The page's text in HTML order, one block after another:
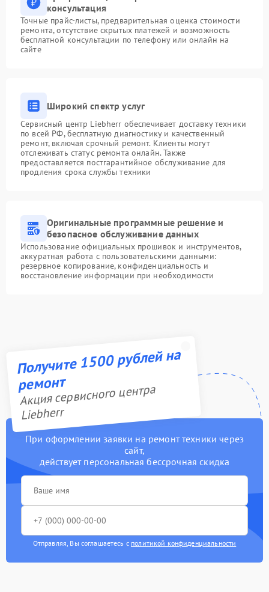
консультация
Точные прайс-листы, предварительная оценка стоимости
ремонта, отсутствие скрытых платежей и возможность
бесплатной консультации по телефону или онлайн на
сайте
Широкий спектр услуг
Сервисный центр Liebherr обеспечивает доставку техники
по всей РФ, бесплатную диагностику и качественный
ремонт, включая срочный ремонт. Клиенты могут
отслеживать статус ремонта онлайн. Также
предоставляется постгарантийное обслуживание для
продления срока службы техники
Оригинальные программные решение и
безопасное обслуживание данных
Использование официальных прошивок и инструментов,
аккуратная работа с пользовательскими данными:
резервное копирование, конфиденциальность и
восстановление информации при необходимости
Получите 1500 рублей на
ремонт
Акция сервисного центра
Liebherr
При оформлении заявки на ремонт техники через
сайт,
действует персональная бессрочная скидка
Отправляя, Вы соглашаетесь с политикой конфиденциальности